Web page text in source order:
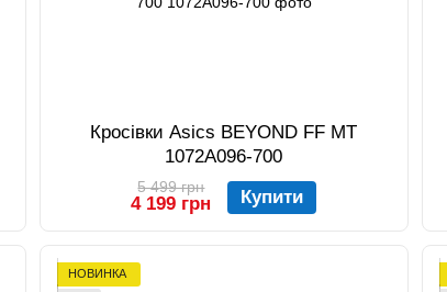
Кросівки Asics BEYOND FF MT
1072A096-700
5 499 грн
4 199 грн Купити
НОВИНКА